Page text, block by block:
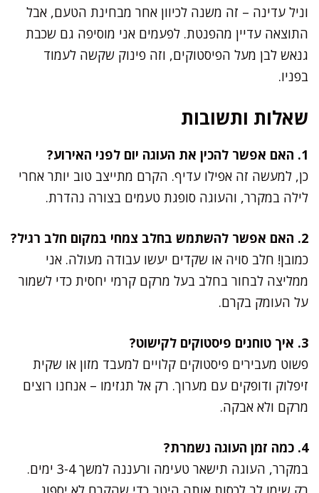
וניל עדינה – זה משנה לכיוון אחר מבחינת הטעם, אבל
התוצאה עדיין מהפנטת. לפעמים אני מוסיפה גם שכבת
גנאש לבן מעל הפיסטוקים, וזה פינוק שקשה לעמוד
בפניו.
שאלות ותשובות
1. האם אפשר להכין את העוגה יום לפני האירוע?
כן, למעשה זה אפילו עדיף. הקרם מתייצב טוב יותר אחרי
לילה במקרר, והעוגה סופגת טעמים בצורה נהדרת.
2. האם אפשר להשתמש בחלב צמחי במקום חלב רגיל?
כמובן! חלב סויה או שקדים יעשו עבודה מעולה. אני
ממליצה לבחור בחלב בעל מרקם קרמי יחסית כדי לשמור
על העומק בקרם.
3. איך טוחנים פיסטוקים לקישוט?
פשוט מעבירים פיסטוקים קלויים למעבד מזון או שקית
זיפלוק ודופקים עם מערוך. רק אל תגזימו – אנחנו רוצים
מרקם ולא אבקה.
4. כמה זמן העוגה נשמרת?
במקרר, העוגה תישאר טעימה ורעננה למשך 3-4 ימים.